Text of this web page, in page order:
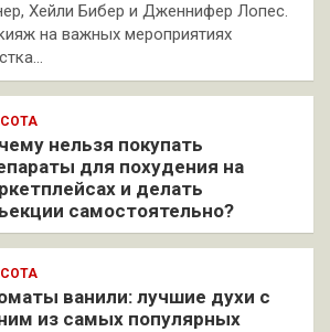
Хейли Бибер и Дженнифер Лопес.
на важных мероприятиях
нельзя покупать
для похудения на
и делать
самостоятельно?
ванили: лучшие духи с
из самых популярных